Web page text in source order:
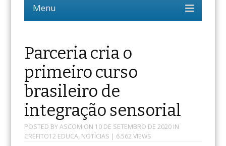
Parceria cria o
primeiro curso
brasileiro de
integração sensorial
POSTED BYASCOM ON 10 DE SETEMBRO DE 2020IN
CREFITO12 EDUCA, NOTÍCIAS | 6.562 VIEWS